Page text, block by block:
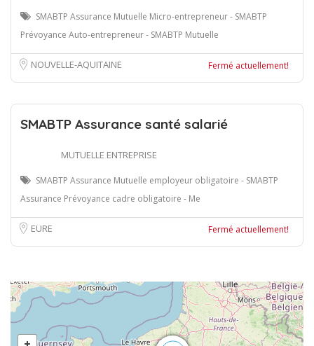
SMABTP Assurance Mutuelle Micro-entrepreneur - SMABTP
Prévoyance Auto-entrepreneur - SMABTP Mutuelle
NOUVELLE-AQUITAINE Fermé actuellement!
SMABTP Assurance santé salarié
MUTUELLE ENTREPRISE
SMABTP Assurance Mutuelle employeur obligatoire - SMABTP
Assurance Prévoyance cadre obligatoire - Me
EURE Fermé actuellement!